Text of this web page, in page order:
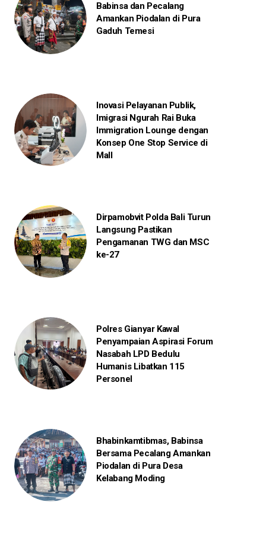
Babinsa dan Pecalang
Amankan Piodalan di Pura
Gaduh Temesi
Inovasi Pelayanan Publik,
Imigrasi Ngurah Rai Buka
Immigration Lounge dengan
Konsep One Stop Service di
Mall
Dirpamobvit Polda Bali Turun
Langsung Pastikan
Pengamanan TWG dan MSC
ke-27
Polres Gianyar Kawal
Penyampaian Aspirasi Forum
Nasabah LPD Bedulu
Humanis Libatkan 115
Personel
Bhabinkamtibmas, Babinsa
Bersama Pecalang Amankan
Piodalan di Pura Desa
Kelabang Moding